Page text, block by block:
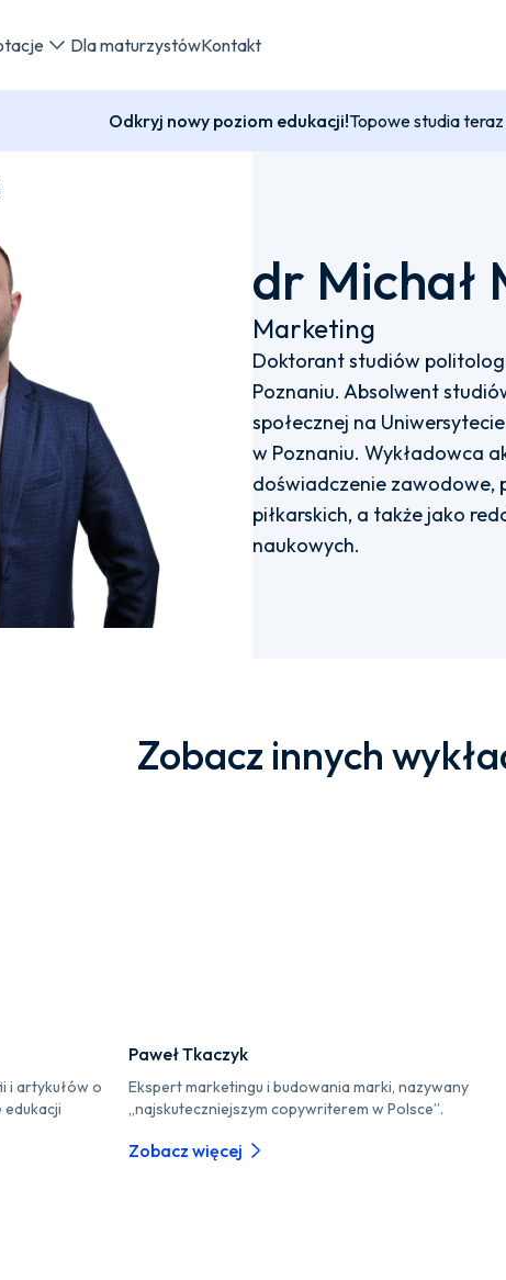
Dla maturzystówKontakt
Odkryj nowy poziom edukacji!Topowe studia
dr Michał
Marketing
Doktorant studiów
Poznaniu. Absolwent
społecznej na
w Poznaniu. Wykładowca
doświadczenie zawodowe,
piłkarskich, a także jako
naukowych.
Zobacz innych
i artykułów o
Paweł Tkaczyk
Ekspert marketingu i budowania marki, nazywany
„najskuteczniejszym copywriterem w Polsce”.
Zobacz więcej